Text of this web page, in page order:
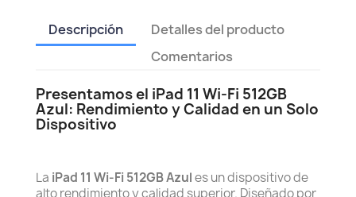
Descripción
Detalles del producto
Comentarios
Presentamos el iPad 11 Wi-Fi 512GB
Azul: Rendimiento y Calidad en un Solo
Dispositivo
La iPad 11 Wi-Fi 512GB Azules un dispositivo de
alto rendimiento y calidad superior. Diseñado por